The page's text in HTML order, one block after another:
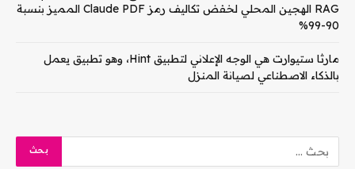
RAG الهجين المحلي لخفض تكاليف رمز Claude PDF المميز بنسبة
90-99%
مارثا ستيوارت هي الوجه الإعلاني لتطبيق Hint، وهو تطبيق يعمل
بالذكاء الاصطناعي لصيانة المنزل